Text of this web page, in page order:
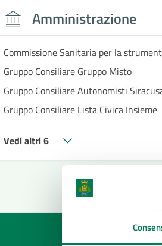
Amministrazione
Commissione Sanitaria per la
Gruppo Consiliare Gruppo Misto
Gruppo Consiliare Autonomisti
Gruppo Consiliare Lista Civica Insieme
Vedi altri 6